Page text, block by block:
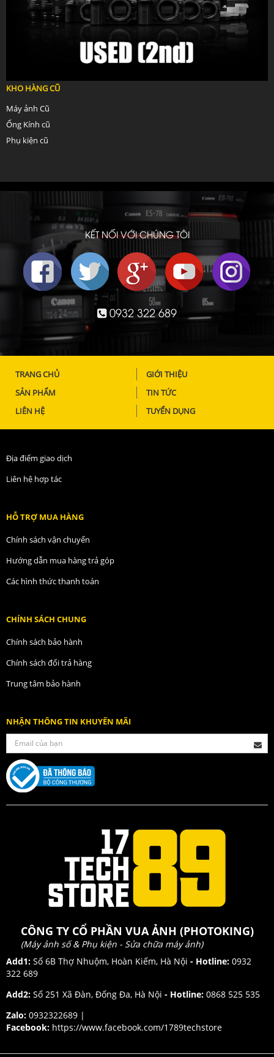
KHO HÀNG CŨ
Máy ảnh Cũ
Ống Kính cũ
Phụ kiện cũ
KẾT NỐI VỚI CHÚNG TÔI
0932 322 689
TRANG CHỦ
GIỚI THIỆU
SẢN PHẨM
TIN TỨC
LIÊN HỆ
TUYỂN DỤNG
Địa điểm giao dịch
Liên hệ hợp tác
HỖ TRỢ MUA HÀNG
Chính sách vận chuyển
Hướng dẫn mua hàng trả góp
Các hình thức thanh toán
CHÍNH SÁCH CHUNG
Chính sách bảo hành
Chính sách đổi trả hàng
Trung tâm bảo hành
NHẬN THÔNG TIN KHUYẾN MÃI
CÔNG TY CỔ PHẦN VUA ẢNH (PHOTOKING)
(Máy ảnh số & Phụ kiện - Sửa chữa máy ảnh)
Add1: Số 6B Thợ Nhuộm, Hoàn Kiếm, Hà Nội - Hotline: 0932
322 689
Add2: Số 251 Xã Đàn, Đống Đa, Hà Nội - Hotline: 0868 525 535
Zalo: 0932322689 |
Facebook: https://www.facebook.com/1789techstore